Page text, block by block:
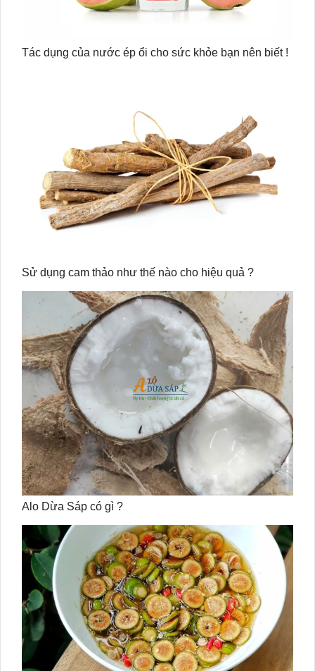
Tác dụng của nước ép ổi cho sức khỏe bạn nên biết !
Sử dụng cam thảo như thế nào cho hiệu quả ?
Alo Dừa Sáp có gì ?